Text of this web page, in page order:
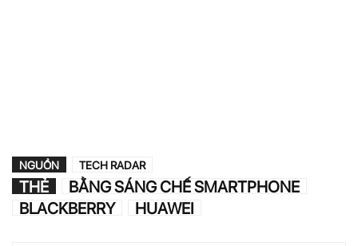
NGUỒN TECH RADAR
THẺ
BẰNG SÁNG CHẾ SMARTPHONE
BLACKBERRY
HUAWEI